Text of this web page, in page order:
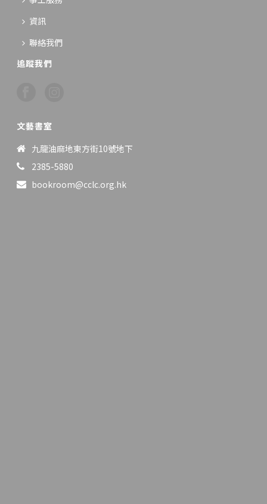
資訊
聯絡我們
追蹤我們
文藝書室
九龍油麻地東方街10號地下
2385-5880
bookroom@cclc.org.hk